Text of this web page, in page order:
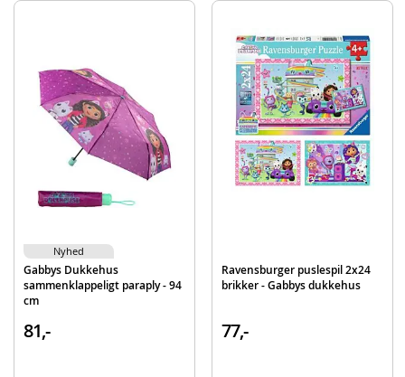
Produktdetaljer
Model
3032167509222
Gabbys Dukkehus
sammenklappeligt paraply - 94
cm
81,-
Nyhed
Ravensburger puslespil 2x24
brikker - Gabbys dukkehus
77,-